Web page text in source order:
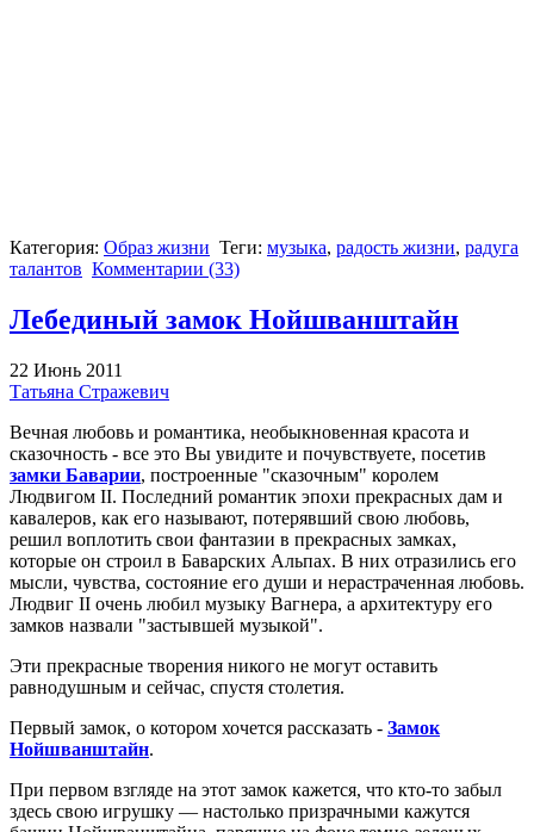
Категория: Образ жизни Теги: музыка, радость жизни, радуга
талантов Комментарии (33)
Лебединый замок Нойшванштайн
22 Июнь 2011
Татьяна Стражевич
Вечная любовь и романтика, необыкновенная красота и
сказочность - все это Вы увидите и почувствуете, посетив
замки Баварии, построенные "сказочным" королем
Людвигом II. Последний романтик эпохи прекрасных дам и
кавалеров, как его называют, потерявший свою любовь,
решил воплотить свои фантазии в прекрасных замках,
которые он строил в Баварских Альпах. В них отразились его
мысли, чувства, состояние его души и нерастраченная любовь.
Людвиг II очень любил музыку Вагнера, а архитектуру его
замков назвали "застывшей музыкой".
Эти прекрасные творения никого не могут оставить
равнодушным и сейчас, спустя столетия.
Первый замок, о котором хочется рассказать - Замок
Нойшванштайн.
При первом взгляде на этот замок кажется, что кто-то забыл
здесь свою игрушку — настолько призрачными кажутся